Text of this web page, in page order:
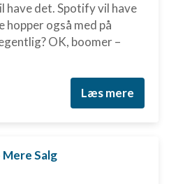
have det. Spotify vil have
også med på
OK, boomer –
Læs mere
Salg